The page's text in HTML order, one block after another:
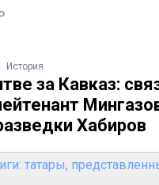
История
за Кавказ:
Хабиров
татары,